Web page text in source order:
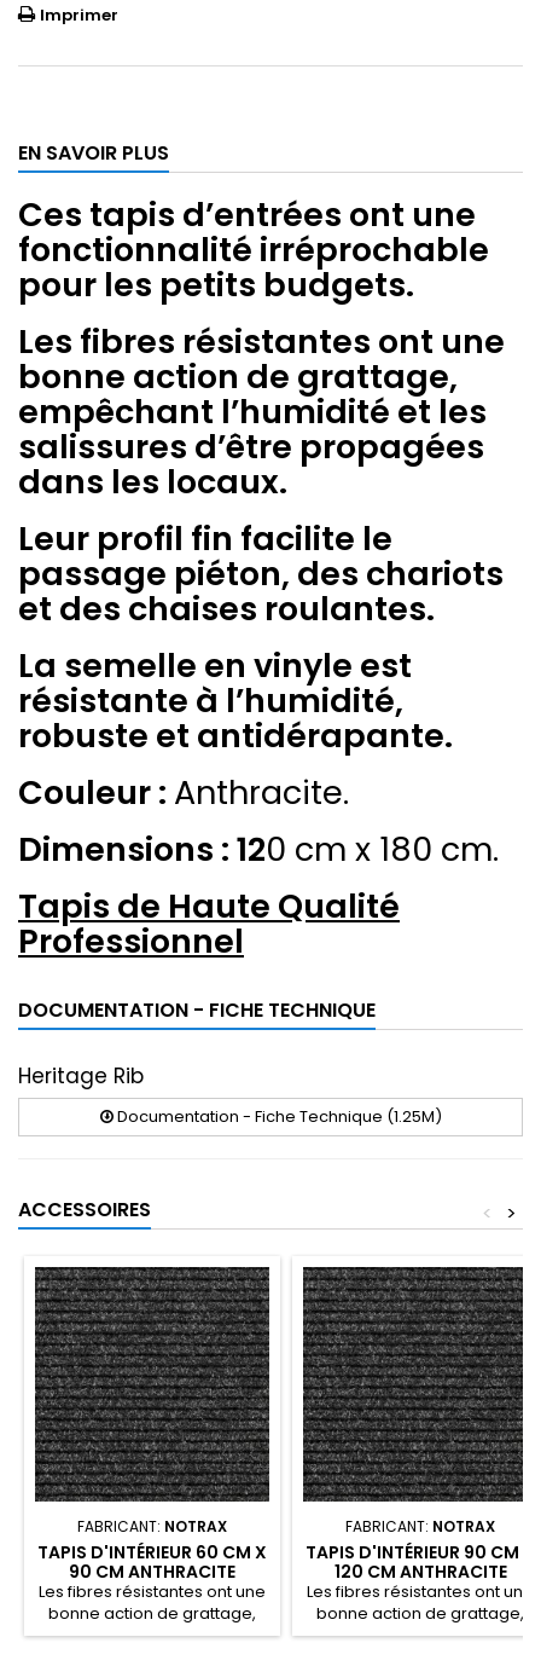
Imprimer
EN SAVOIR PLUS
Ces tapis d’entrées ont une
fonctionnalité irréprochable
pour les petits budgets.
Les fibres résistantes ont une
bonne action de grattage,
empêchant l’humidité et les
salissures d’être propagées
dans les locaux.
Leur profil fin facilite le
passage piéton, des chariots
et des chaises roulantes.
La semelle en vinyle est
résistante à l’humidité,
robuste et antidérapante.
Couleur : Anthracite.
Dimensions : 120 cm x 180 cm.
Tapis de Haute Qualité
Professionnel
DOCUMENTATION - FICHE TECHNIQUE
Heritage Rib
Documentation - Fiche Technique (1.25M)
ACCESSOIRES >
<
FABRICANT: NOTRAX
TAPIS D'INTÉRIEUR 60 CM X
90 CM ANTHRACITE
HERITAGE RIB
Les fibres résistantes ont une
bonne action de grattage,
empêchant l’humidité et les
FABRICANT: NOTRAX
TAPIS D'INTÉRIEUR 90 CM X
120 CM ANTHRACITE
HERITAGE RIB
Les fibres résistantes ont une
bonne action de grattage,
empêchant l’humidité et les